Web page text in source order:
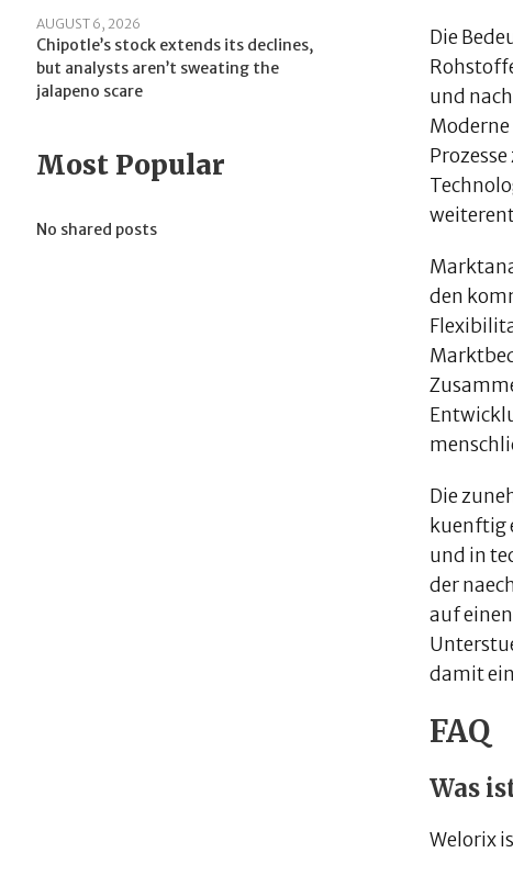
Die
und
den
Die
kuenftig
und in
der
auf
damit
FAQ
Was
Welorix
AUGUST 6, 2026
Chipotle’s stock extends its declines,
but analysts aren’t sweating the
jalapeno scare
Most Popular
No shared posts